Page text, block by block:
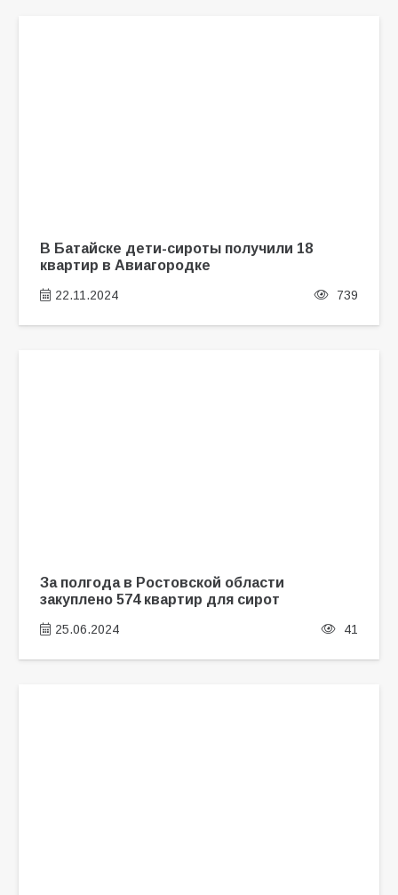
В Батайске дети-сироты получили 18
квартир в Авиагородке
22.11.2024 739
За полгода в Ростовской области
закуплено 574 квартир для сирот
25.06.2024 41